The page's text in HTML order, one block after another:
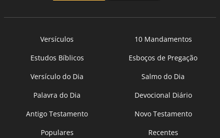
Versículos
10 Mandamentos
Estudos Bíblicos
Esboços de Pregação
Versículo do Dia
Salmo do Dia
Palavra do Dia
Devocional Diário
Antigo Testamento
Novo Testamento
Populares
Recentes